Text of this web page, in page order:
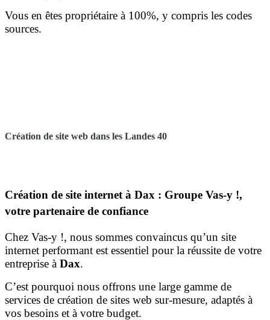
Vous en êtes propriétaire à 100%, y compris les codes
sources.
Création de site web dans les Landes 40
Création de site internet à Dax : Groupe Vas-y !,
votre partenaire de confiance
Chez Vas-y !, nous sommes convaincus qu’un site
internet performant est essentiel pour la réussite de votre
entreprise à Dax.
C’est pourquoi nous offrons une large gamme de
services de création de sites web sur-mesure, adaptés à
vos besoins et à votre budget.